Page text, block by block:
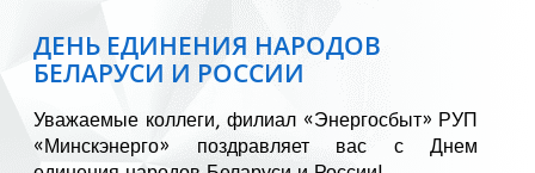
ДЕНЬ ЕДИНЕНИЯ НАРОДОВ
БЕЛАРУСИ И РОССИИ
Уважаемые коллеги, филиал «Энергосбыт» РУП
«Минскэнерго» поздравляет вас с Днем